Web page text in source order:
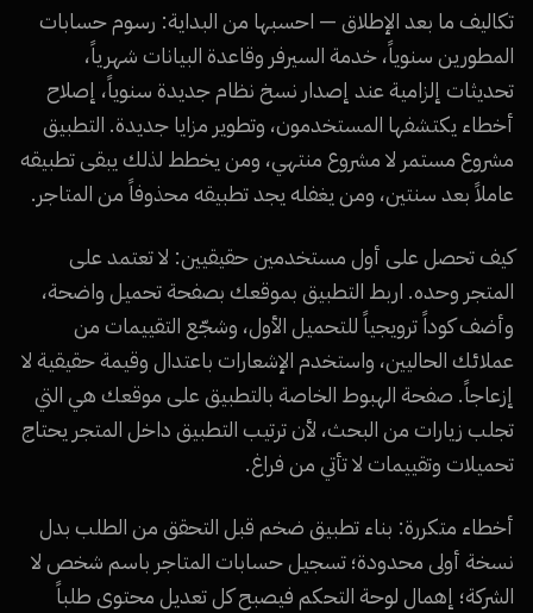
تكاليف ما بعد الإطلاق — احسبها من البداية: رسوم حسابات
المطورين سنوياً، خدمة السيرفر وقاعدة البيانات شهرياً،
تحديثات إلزامية عند إصدار نسخ نظام جديدة سنوياً، إصلاح
أخطاء يكتشفها المستخدمون، وتطوير مزايا جديدة. التطبيق
مشروع مستمر لا مشروع منتهي، ومن يخطط لذلك يبقى تطبيقه
عاملاً بعد سنتين، ومن يغفله يجد تطبيقه محذوفاً من المتاجر.
كيف تحصل على أول مستخدمين حقيقيين: لا تعتمد على
المتجر وحده. اربط التطبيق بموقعك بصفحة تحميل واضحة،
وأضف كوداً ترويجياً للتحميل الأول، وشجّع التقييمات من
عملائك الحاليين، واستخدم الإشعارات باعتدال وقيمة حقيقية لا
إزعاجاً. صفحة الهبوط الخاصة بالتطبيق على موقعك هي التي
تجلب زيارات من البحث، لأن ترتيب التطبيق داخل المتجر يحتاج
تحميلات وتقييمات لا تأتي من فراغ.
أخطاء متكررة: بناء تطبيق ضخم قبل التحقق من الطلب بدل
نسخة أولى محدودة؛ تسجيل حسابات المتاجر باسم شخص لا
الشركة؛ إهمال لوحة التحكم فيصبح كل تعديل محتوى طلباً